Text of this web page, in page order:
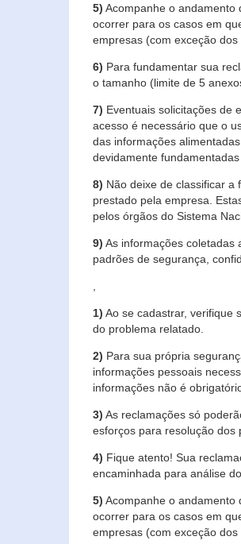
5) Acompanhe o andamento
ocorrer para os casos em
empresas (com exceção
6) Para fundamentar sua
o tamanho (limite de 5
7) Eventuais solicitações de
acesso é necessário que o
das informações
devidamente
8) Não deixe de classificar a
prestado pela empresa.
pelos órgãos do Sistema
9) As informações coletadas
padrões de segurança,
1) Ao se cadastrar, verifique
do problema relatado.
2) Para sua própria
informações pessoais
informações não é
3) As reclamações só
esforços para resolução dos
4) Fique atento! Sua
encaminhada para análise
5) Acompanhe o andamento
ocorrer para os casos em
empresas (com exceção